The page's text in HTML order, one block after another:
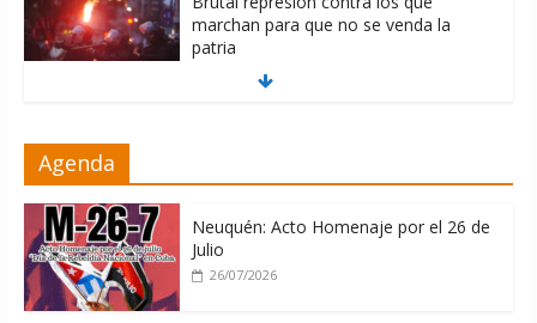
marchan para que no se venda la
patria
06/08/2026
06/08/2026
Agenda
Neuquén: Acto Homenaje por el 26 de
Julio
26/07/2026